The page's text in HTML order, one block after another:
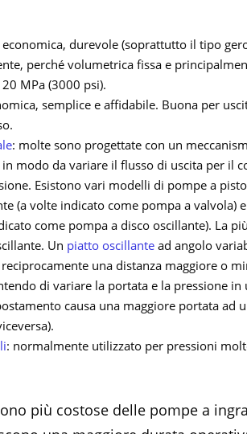
economica, durevole (soprattutto il tipo
perché volumetrica fissa e
MPa (3000 psi).
semplice e affidabile. Buona per
: molte sono progettate con un
modo da variare il flusso di uscita per il
Esistono vari modelli di pompe a
(a volte indicato come pompa a valvola) e
come pompa a disco oscillante). La
Un piatto oscillante ad angolo
una distanza maggiore o
di variare la portata e la pressione in
causa una maggiore portata ad
: normalmente utilizzato per pressioni
più costose delle pompe a